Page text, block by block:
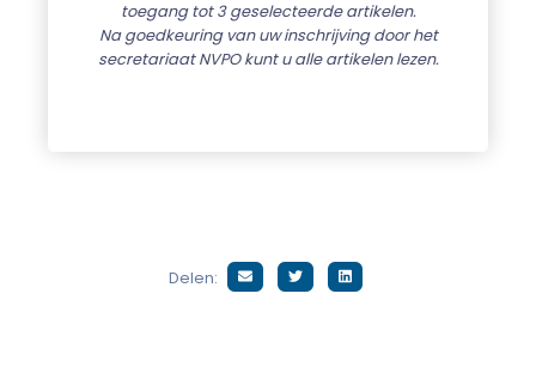
toegang tot 3 geselecteerde artikelen.
Na goedkeuring van uw inschrijving door het
secretariaat NVPO kunt u alle artikelen lezen.
Delen: